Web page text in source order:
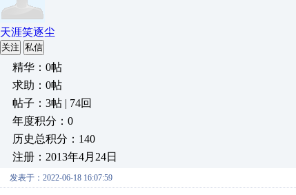
天涯笑逐尘
关注 私信
精华：0帖
求助：0帖
帖子：3帖 | 74回
年度积分：0
历史总积分：140
注册：2013年4月24日
发表于：2022-06-18 16:07:59